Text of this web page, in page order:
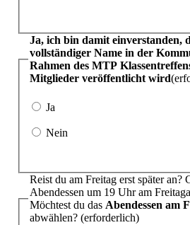
Ja, ich bin damit einverstanden,
vollständiger Name in der
Rahmen des MTP
Mitglieder veröffentlicht wird
Ja
Nein
Reist du am Freitag erst später an?
Abendessen um 19 Uhr am
Möchtest du das Abendessen am
abwählen? (erforderlich)